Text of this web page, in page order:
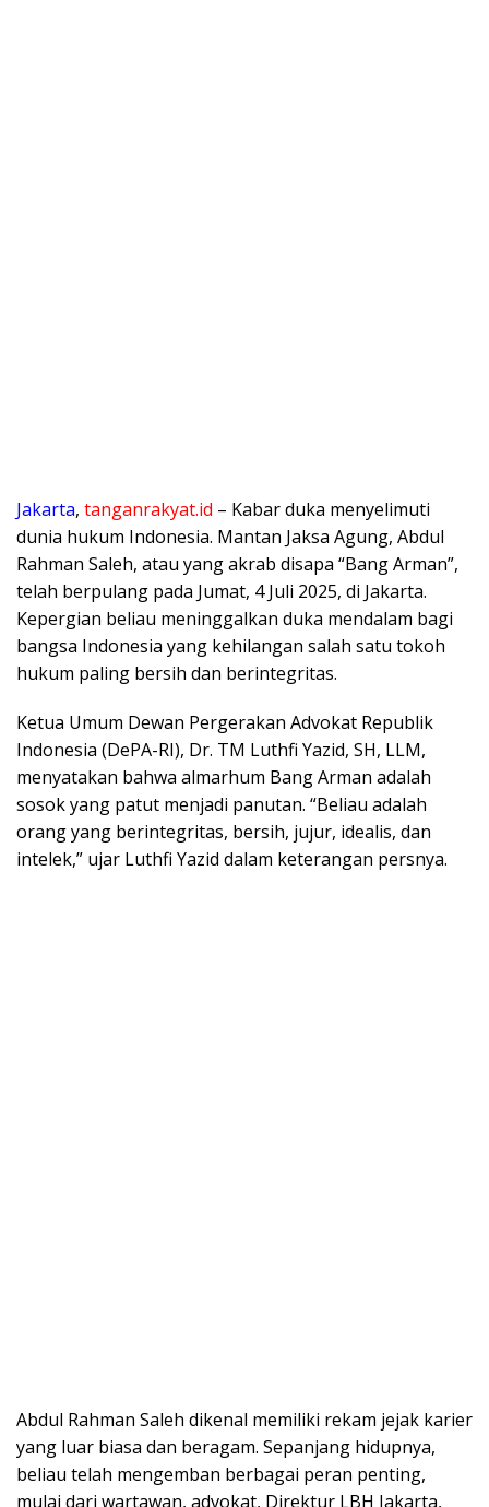
Jakarta, tanganrakyat.id – Kabar duka menyelimuti
dunia hukum Indonesia. Mantan Jaksa Agung, Abdul
Rahman Saleh, atau yang akrab disapa “Bang Arman”,
telah berpulang pada Jumat, 4 Juli 2025, di Jakarta.
Kepergian beliau meninggalkan duka mendalam bagi
bangsa Indonesia yang kehilangan salah satu tokoh
hukum paling bersih dan berintegritas.
Ketua Umum Dewan Pergerakan Advokat Republik
Indonesia (DePA-RI), Dr. TM Luthfi Yazid, SH, LLM,
menyatakan bahwa almarhum Bang Arman adalah
sosok yang patut menjadi panutan. “Beliau adalah
orang yang berintegritas, bersih, jujur, idealis, dan
intelek,” ujar Luthfi Yazid dalam keterangan persnya.
Abdul Rahman Saleh dikenal memiliki rekam jejak karier
yang luar biasa dan beragam. Sepanjang hidupnya,
beliau telah mengemban berbagai peran penting,
mulai dari wartawan, advokat, Direktur LBH Jakarta,